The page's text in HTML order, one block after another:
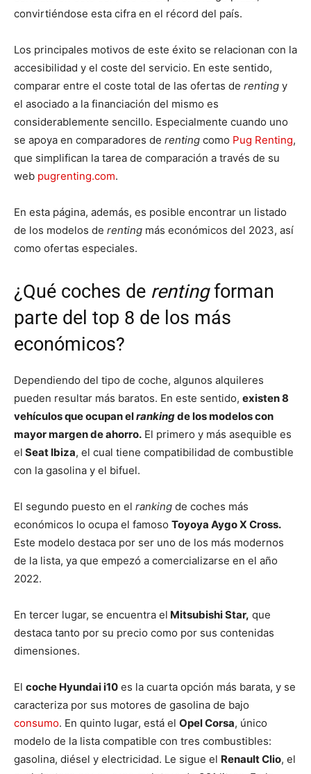
convirtiéndose esta cifra en el récord del país.
Los principales motivos de este éxito se relacionan con la
accesibilidad y el coste del servicio. En este sentido,
comparar entre el coste total de las ofertas de renting y
el asociado a la financiación del mismo es
considerablemente sencillo. Especialmente cuando uno
se apoya en comparadores de renting como Pug Renting,
que simplifican la tarea de comparación a través de su
web pugrenting.com.
En esta página, además, es posible encontrar un listado
de los modelos de renting más económicos del 2023, así
como ofertas especiales.
¿Qué coches de rentingforman
parte del top 8 de los más
económicos?
Dependiendo del tipo de coche, algunos alquileres
pueden resultar más baratos. En este sentido, existen 8
vehículos que ocupan elrankingde los modelos con
mayor margen de ahorro. El primero y más asequible es
el Seat Ibiza, el cual tiene compatibilidad de combustible
con la gasolina y el bifuel.
El segundo puesto en el ranking de coches más
económicos lo ocupa el famoso Toyoya Aygo X Cross.
Este modelo destaca por ser uno de los más modernos
de la lista, ya que empezó a comercializarse en el año
2022.
En tercer lugar, se encuentra el Mitsubishi Star, que
destaca tanto por su precio como por sus contenidas
dimensiones.
El coche Hyundai i10 es la cuarta opción más barata, y se
caracteriza por sus motores de gasolina de bajo
consumo. En quinto lugar, está el Opel Corsa, único
modelo de la lista compatible con tres combustibles:
gasolina, diésel y electricidad. Le sigue el Renault Clio, el